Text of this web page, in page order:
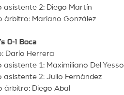
asistente 2: Diego Martín
árbitro: Mariano González
0-1 Boca
Darío Herrera
asistente 1: Maximiliano Del Yesso
asistente 2: Julio Fernández
árbitro: Diego Abal